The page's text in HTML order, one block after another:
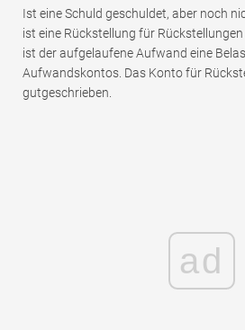
Ist eine Schuld geschuldet, aber noch
ist eine Rückstellung für Rückstellungen
ist der aufgelaufene Aufwand eine
Aufwandskontos. Das Konto für
gutgeschrieben.
ad